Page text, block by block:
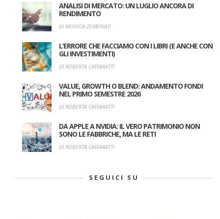
ANALISI DI MERCATO: UN LUGLIO ANCORA DI
RENDIMENTO
DI MONICA ZERBINATI
L’ERRORE CHE FACCIAMO CON I LIBRI (E ANCHE CON
GLI INVESTIMENTI)
DI ROBERTA CAFFARATTI
VALUE, GROWTH O BLEND: ANDAMENTO FONDI
NEL PRIMO SEMESTRE 2026
DI ROBERTA CAFFARATTI
DA APPLE A NVIDIA: IL VERO PATRIMONIO NON
SONO LE FABBRICHE, MA LE RETI
DI ROBERTA CAFFARATTI
SEGUICI SU